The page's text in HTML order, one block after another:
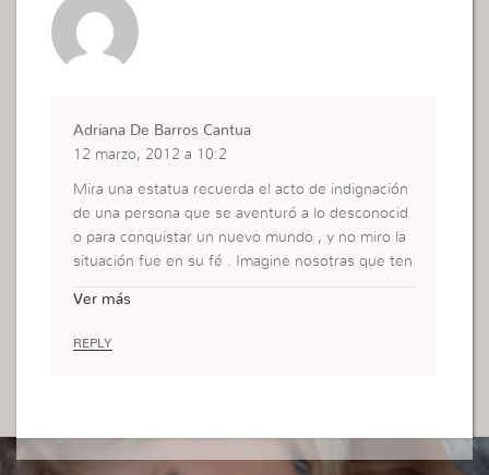
Adriana De Barros Cantua
12 marzo, 2012 a 10:2
Mira una estatua recuerda el acto de indignación
de una persona que se aventuró a lo desconocid
o para conquistar un nuevo mundo , y no miro la
situación fue en su fé . Imagine nosotras que ten
Ver más
REPLY